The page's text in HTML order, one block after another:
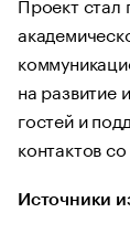
на развитие
гостей и
контактов
Источники